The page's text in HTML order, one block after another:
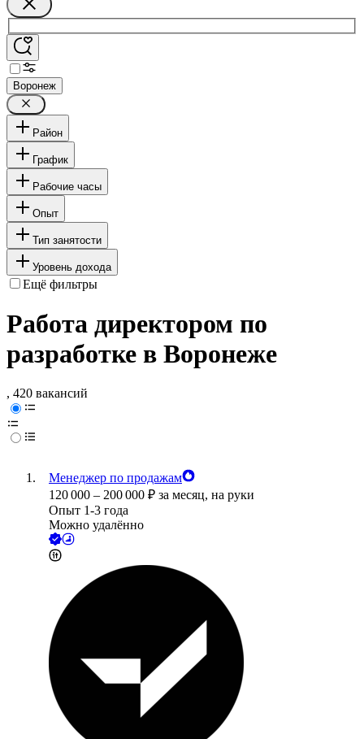
Воронеж
Район
График
Рабочие часы
Опыт
Тип занятости
Уровень дохода
Ещё фильтры
Работа директором по
разработке в Воронеже
, 420 вакансий
Менеджер по продажам
120 000 – 200 000 ₽ за месяц, на руки
Опыт 1-3 года
Можно удалённо